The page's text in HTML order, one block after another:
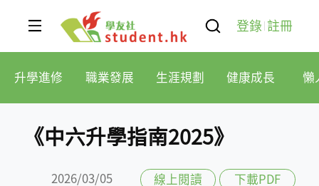
登錄 註冊
升學進修 職業發展 生涯規劃 健康成長 懶
《中六升學指南2025》
2026/03/05 線上閱讀 下載PDF